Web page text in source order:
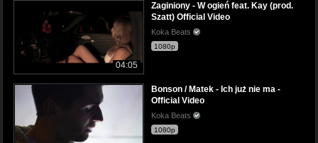
04:05
Zaginiony - W ogień feat. Kay (prod.
Szatt) Official Video
Koka Beats
1080p
Bonson / Matek - Ich już nie ma -
Official Video
Koka Beats
1080p